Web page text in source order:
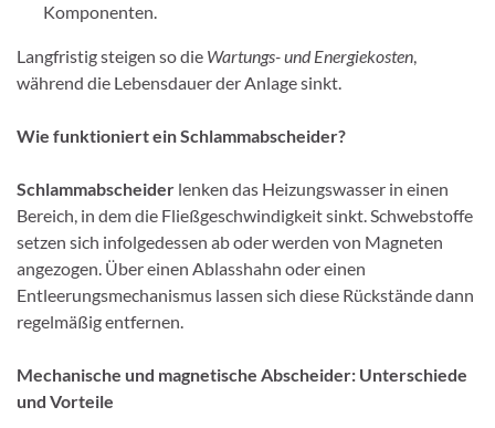
Komponenten.
Langfristig steigen so die Wartungs- und Energiekosten,
während die Lebensdauer der Anlage sinkt.
Wie funktioniert ein Schlammabscheider?
Schlammabscheider lenken das Heizungswasser in einen
Bereich, in dem die Fließgeschwindigkeit sinkt. Schwebstoffe
setzen sich infolgedessen ab oder werden von Magneten
angezogen. Über einen Ablasshahn oder einen
Entleerungsmechanismus lassen sich diese Rückstände dann
regelmäßig entfernen.
Mechanische und magnetische Abscheider: Unterschiede
und Vorteile